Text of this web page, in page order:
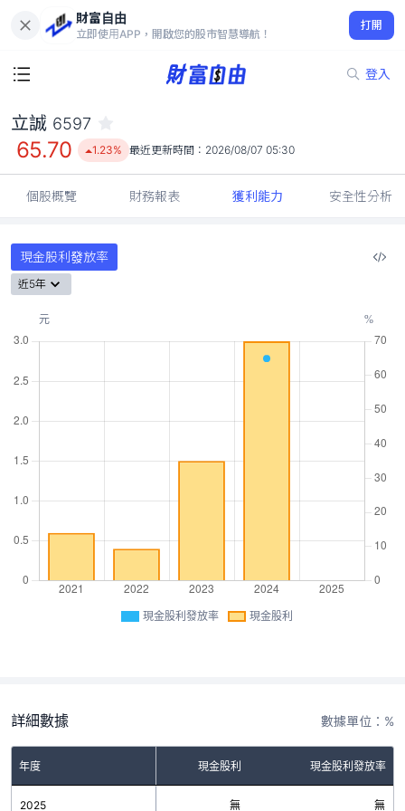
財富自由
立即使用APP，開啟您的股市智慧導航！
打開
登入
65.70
1.23%
立誠 6597
65.70 1.23% 最近更新時間： 2026/08/07 05:30
個股概覽 財務報表 獲利能力 安全性分析
現金股利發放率
近5年
現金股利發放率 現金股利
詳細數據 數據單位：%
年度 現金股利 現金股利發放率
2025 無 無